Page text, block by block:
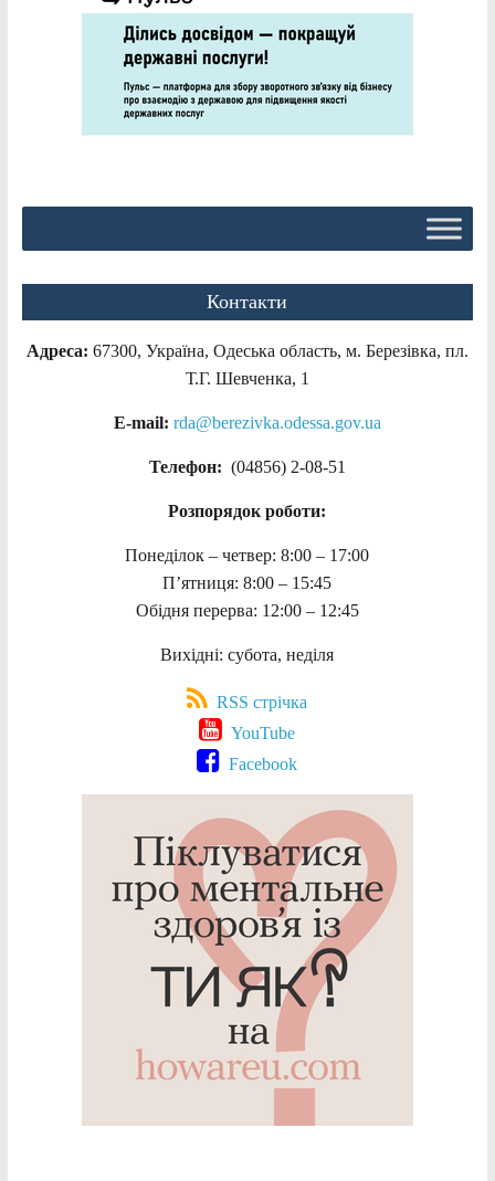
Контакти
Адреса: 67300, Україна, Одеська область, м. Березівка, пл.
Т.Г. Шевченка, 1
E-mail: rda@berezivka.odessa.gov.ua
Телефон: (04856) 2-08-51
Розпорядок роботи:
Понеділок – четвер: 8:00 – 17:00
П’ятниця: 8:00 – 15:45
Обідня перерва: 12:00 – 12:45
Вихідні: субота, неділя
RSS стрічка
YouTube
Facebook